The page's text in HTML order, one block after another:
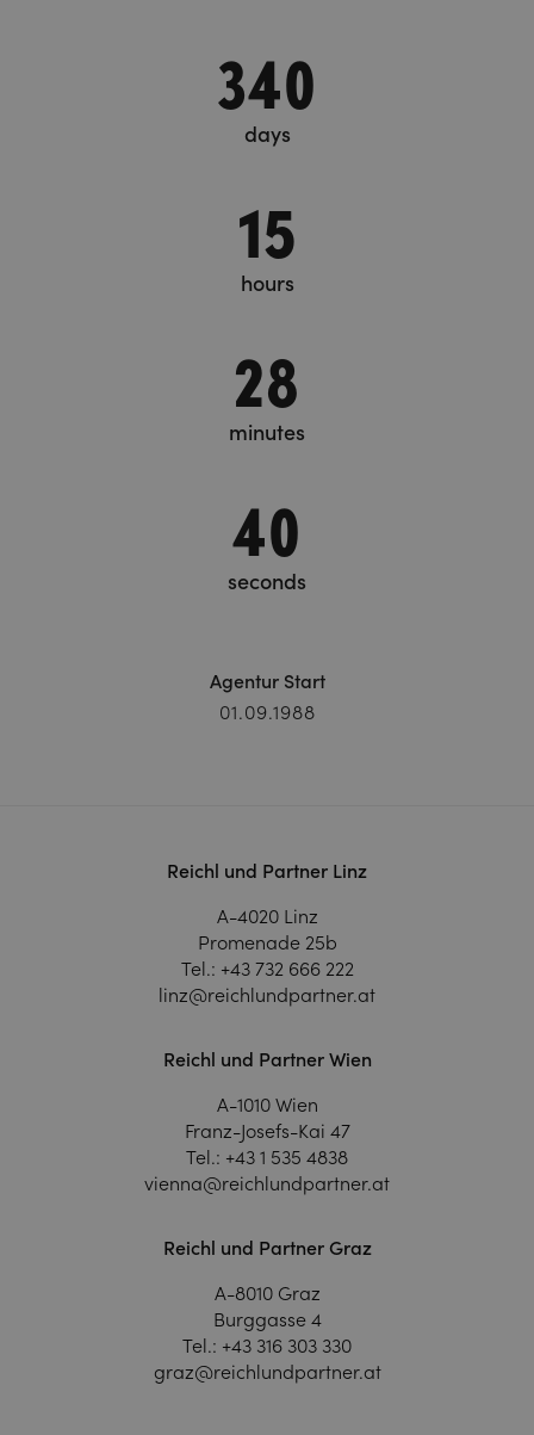
340
days
15
hours
28
minutes
40
seconds
Agentur Start
01.09.1988
Reichl und Partner Linz
A-4020 Linz
Promenade 25b
Tel.: +43 732 666 222
linz@reichlundpartner.at
Reichl und Partner Wien
A-1010 Wien
Franz-Josefs-Kai 47
Tel.: +43 1 535 4838
vienna@reichlundpartner.at
Reichl und Partner Graz
A-8010 Graz
Burggasse 4
Tel.: +43 316 303 330
graz@reichlundpartner.at